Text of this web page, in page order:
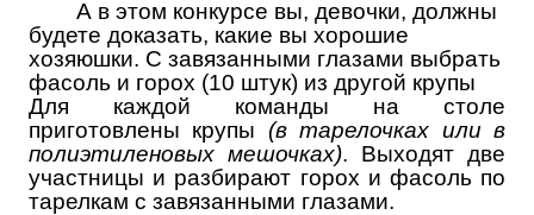
А в этом конкурсе вы, девочки, должны
будете доказать, какие вы хорошие
хозяюшки. С завязанными глазами выбрать
фасоль и горох (10 штук) из другой крупы
Для каждой команды на столе
приготовлены крупы (в тарелочках или в
полиэтиленовых мешочках). Выходят две
участницы и разбирают горох и фасоль по
тарелкам с завязанными глазами.